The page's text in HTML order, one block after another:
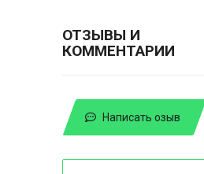
ОТЗЫВЫ И
КОММЕНТАРИИ
Написать озыв